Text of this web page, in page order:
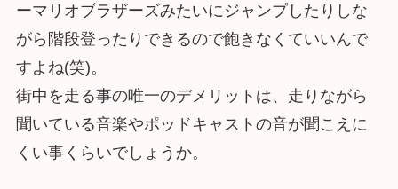
ーマリオブラザーズみたいにジャンプしたりしな
がら階段登ったりできるので飽きなくていいんで
すよね(笑)。
街中を走る事の唯一のデメリットは、走りながら
聞いている音楽やポッドキャストの音が聞こえに
くい事くらいでしょうか。